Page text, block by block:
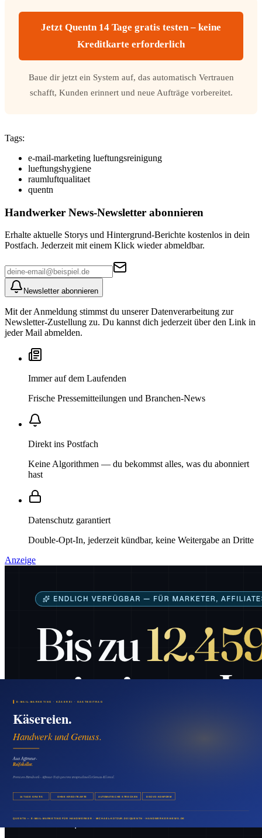
Jetzt Quentn 14 Tage gratis testen – keine
Kreditkarte erforderlich
Baue dir jetzt ein System auf, das automatisch Vertrauen
schafft, Kunden erinnert und neue Aufträge vorbereitet.
Tags:
e-mail-marketing lueftungsreinigung
lueftungshygiene
raumluftqualitaet
quentn
Handwerker News-Newsletter abonnieren
Erhalte aktuelle Storys und Hintergrund-Berichte kostenlos in dein
Postfach. Jederzeit mit einem Klick wieder abmeldbar.
Newsletter abonnieren
Mit der Anmeldung stimmst du unserer Datenverarbeitung zur
Newsletter-Zustellung zu. Du kannst dich jederzeit über den Link in
jeder Mail abmelden.
Immer auf dem Laufenden
Frische Pressemitteilungen und Branchen-News
Direkt ins Postfach
Keine Algorithmen — du bekommst alles, was du abonniert
hast
Datenschutz garantiert
Double-Opt-In, jederzeit kündbar, keine Weitergabe an Dritte
Anzeige